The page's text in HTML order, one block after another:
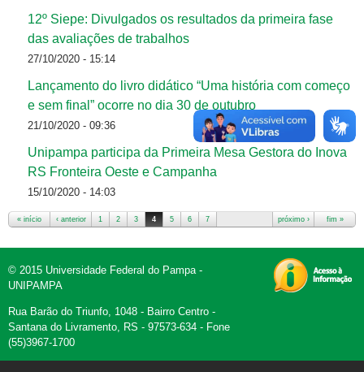
12º Siepe: Divulgados os resultados da primeira fase
das avaliações de trabalhos
27/10/2020 - 15:14
Lançamento do livro didático “Uma história com começo
e sem final” ocorre no dia 30 de outubro
21/10/2020 - 09:36
Unipampa participa da Primeira Mesa Gestora do Inova
RS Fronteira Oeste e Campanha
15/10/2020 - 14:03
« início ‹ anterior 1 2 3 4 5 6 7 próximo › fim »
© 2015 Universidade Federal do Pampa -
UNIPAMPA
Rua Barão do Triunfo, 1048 - Bairro Centro -
Santana do Livramento, RS - 97573-634 - Fone
(55)3967-1700